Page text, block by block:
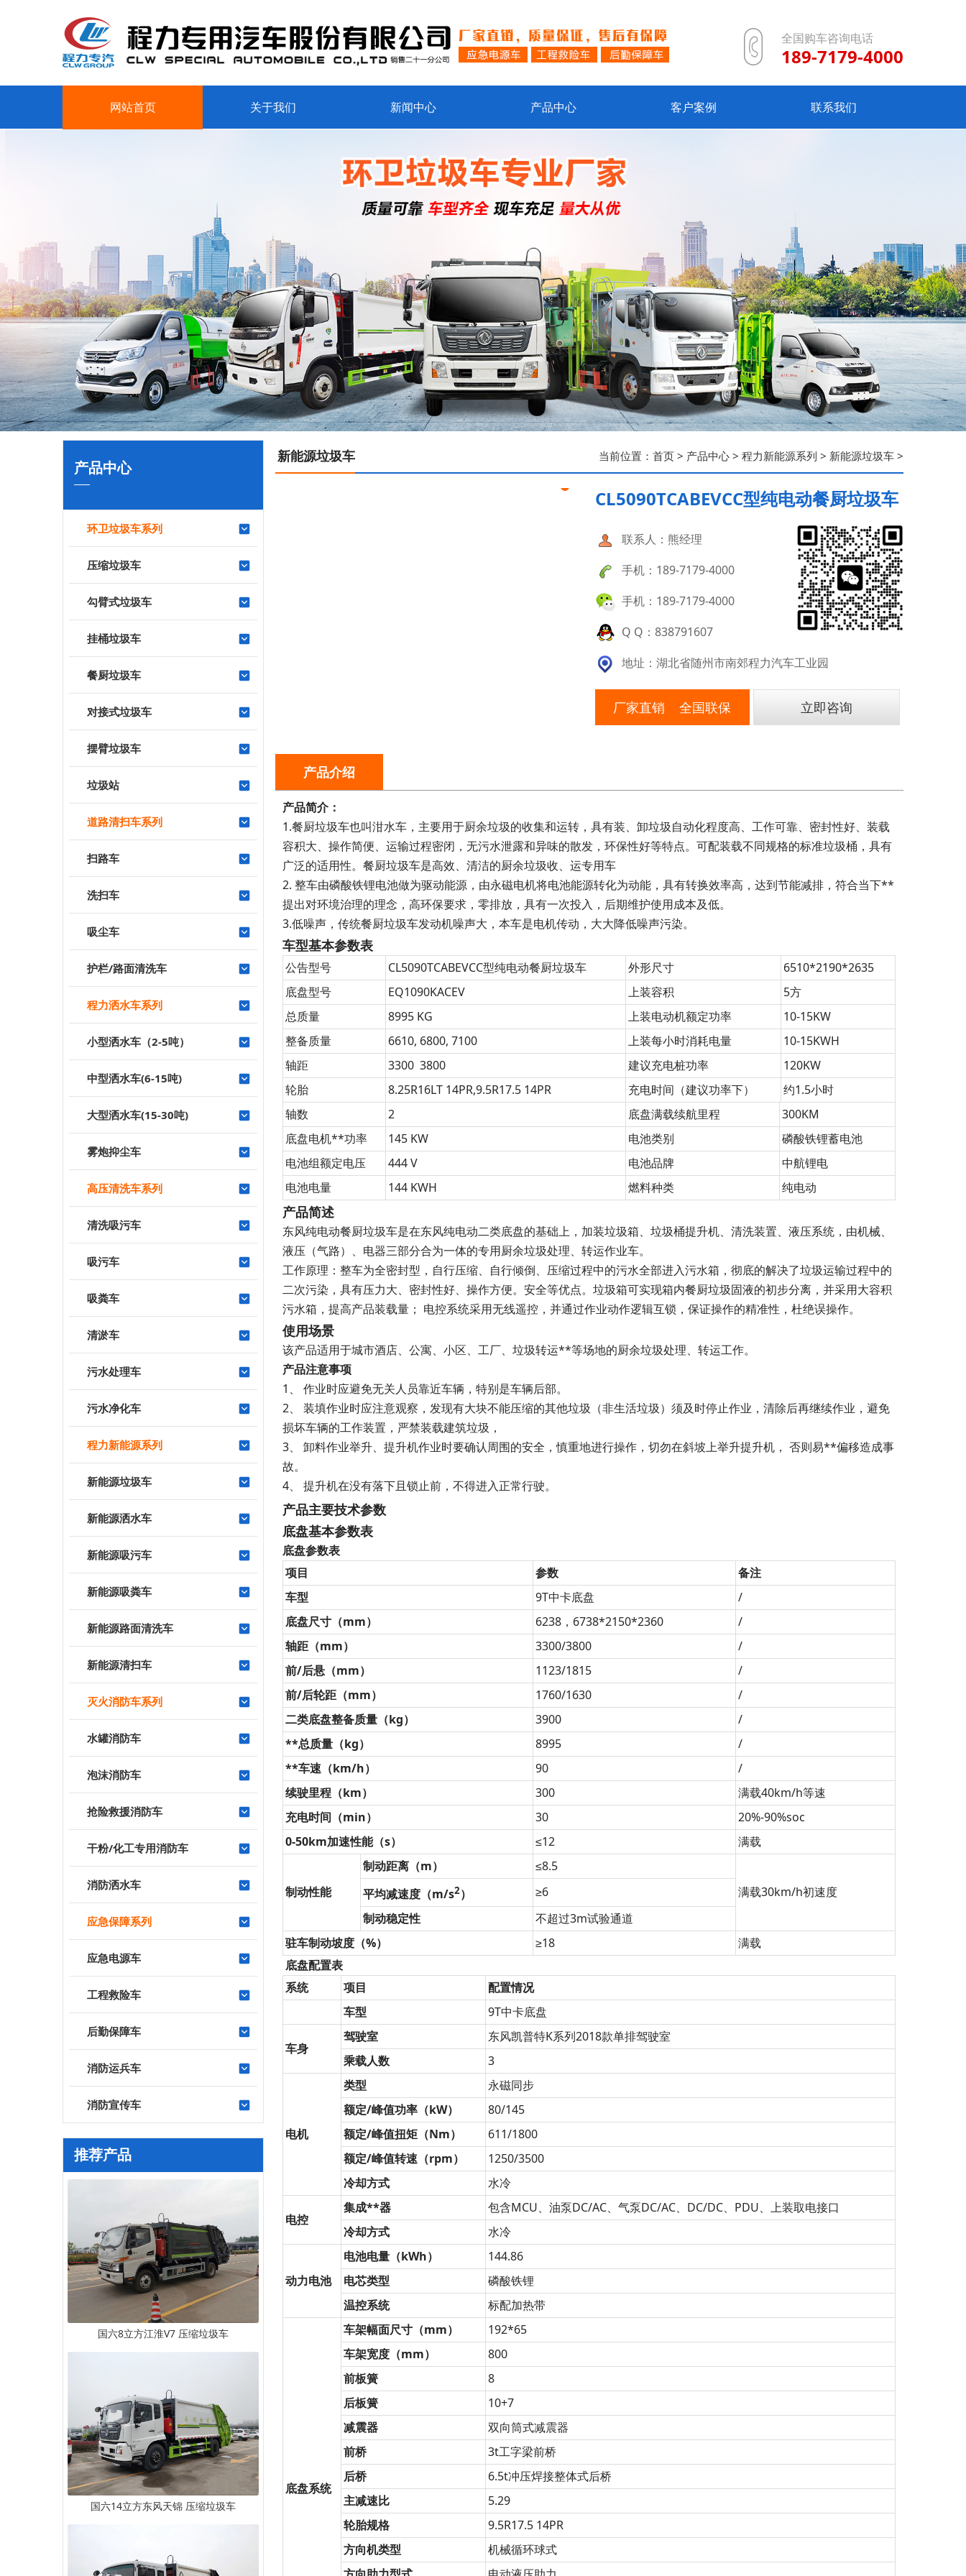
全国购车咨询电话
189-7179-4000
网站首页 关于我们 新闻中心 产品中心 客户案例 联系我们
产品中心
环卫垃圾车系列
压缩垃圾车
勾臂式垃圾车
挂桶垃圾车
餐厨垃圾车
对接式垃圾车
摆臂垃圾车
垃圾站
道路清扫车系列
扫路车
洗扫车
吸尘车
护栏/路面清洗车
程力洒水车系列
小型洒水车（2-5吨）
中型洒水车(6-15吨)
大型洒水车(15-30吨)
雾炮抑尘车
高压清洗车系列
清洗吸污车
吸污车
吸粪车
清淤车
污水处理车
污水净化车
程力新能源系列
新能源垃圾车
新能源洒水车
新能源吸污车
新能源吸粪车
新能源路面清洗车
新能源清扫车
灭火消防车系列
水罐消防车
泡沫消防车
抢险救援消防车
干粉/化工专用消防车
消防洒水车
应急保障系列
应急电源车
工程救险车
后勤保障车
消防运兵车
消防宣传车
推荐产品
国六8立方江淮V7 压缩垃圾车
国六14立方东风天锦 压缩垃圾车
当前位置： 首页 > 产品中心 > 程力新能源系列 > 新能源垃圾车 >
新能源垃圾车
CL5090TCABEVCC型纯电动餐厨垃圾车
联系人：熊经理
手机：189-7179-4000
手机：189-7179-4000
Q Q：838791607
地址：湖北省随州市南郊程力汽车工业园
厂家直销 全国联保 立即咨询
产品介绍
产品简介：
1.餐厨垃圾车也叫泔水车，主要用于厨余垃圾的收集和运转，具有装、卸垃圾自动化程度高、工作可靠、密封性好、装载
容积大、操作简便、运输过程密闭，无污水泄露和异味的散发，环保性好等特点。可配装载不同规格的标准垃圾桶，具有
广泛的适用性。餐厨垃圾车是高效、清洁的厨余垃圾收、运专用车
2. 整车由磷酸铁锂电池做为驱动能源，由永磁电机将电池能源转化为动能，具有转换效率高，达到节能减排，符合当下**
提出对环境治理的理念，高环保要求，零排放，具有一次投入，后期维护使用成本及低。
3.低噪声，传统餐厨垃圾车发动机噪声大，本车是电机传动，大大降低噪声污染。
车型基本参数表
公告型号 CL5090TCABEVCC型纯电动餐厨垃圾车 外形尺寸
6510*2190*2635
底盘型号
EQ1090KACEV 上装容积
5方
总质量
8995 KG 上装电动机额定功率
10-15KW
整备质量
6610, 6800, 7100 上装每小时消耗电量
10-15KWH
轴距
3300 3800 建议充电桩功率
120KW
轮胎
8.25R16LT 14PR,9.5R17.5 14PR 充电时间（建议功率下）
约1.5小时
轴数
2 底盘满载续航里程
300KM
底盘电机**功率
145 KW 电池类别
磷酸铁锂蓄电池
电池组额定电压
444 V 电池品牌
中航锂电
电池电量
144 KWH 燃料种类 纯电动
产品简述
东风纯电动餐厨垃圾车是在东风纯电动二类底盘的基础上，加装垃圾箱、垃圾桶提升机、清洗装置、液压系统，由机械、
液压（气路）、电器三部分合为一体的专用厨余垃圾处理、转运作业车。
工作原理：整车为全密封型，自行压缩、自行倾倒、压缩过程中的污水全部进入污水箱，彻底的解决了垃圾运输过程中的
二次污染，具有压力大、密封性好、操作方便。安全等优点。垃圾箱可实现箱内餐厨垃圾固液的初步分离，并采用大容积
污水箱，提高产品装载量； 电控系统采用无线遥控，并通过作业动作逻辑互锁，保证操作的精准性，杜绝误操作。
使用场景
该产品适用于城市酒店、公寓、小区、工厂、垃圾转运**等场地的厨余垃圾处理、转运工作。
产品注意事项
1、 作业时应避免无关人员靠近车辆，特别是车辆后部。
2、 装填作业时应注意观察，发现有大块不能压缩的其他垃圾（非生活垃圾）须及时停止作业，清除后再继续作业，避免
损坏车辆的工作装置，严禁装载建筑垃圾，
3、 卸料作业举升、提升机作业时要确认周围的安全，慎重地进行操作，切勿在斜坡上举升提升机， 否则易**偏移造成事
故。
4、 提升机在没有落下且锁止前，不得进入正常行驶。
产品主要技术参数
底盘基本参数表
底盘参数表
项目
参数
备注
车型
9T中卡底盘
/
底盘尺寸（mm）
6238，6738*2150*2360
/
轴距（mm）
3300/3800
/
前/后悬（mm）
1123/1815
/
前/后轮距（mm）
1760/1630
/
二类底盘整备质量（kg）
3900
/
**总质量（kg）
8995
/
**车速（km/h）
90
/
续驶里程（km）
300
满载40km/h等速
充电时间（min）
30
20%-90%soc
0-50km加速性能（s）
≤12 满载
制动性能
制动距离（m）
≤8.5
满载30km/h初速度
平均减速度（m/s2）
≥6
制动稳定性
不超过3m试验通道
驻车制动坡度（%）
≥18
满载
底盘配置表
系统
项目
配置情况
车型
9T中卡底盘
车身
驾驶室
东风凯普特K系列2018款单排驾驶室
乘载人数
3
电机
类型
永磁同步
额定/峰值功率（kW）
80/145
额定/峰值扭矩（Nm）
611/1800
额定/峰值转速（rpm）
1250/3500
冷却方式
水冷
电控
集成**器
包含MCU、油泵DC/AC、气泵DC/AC、DC/DC、PDU、上装取电接口
冷却方式
水冷
动力电池
电池电量 （kWh）
144.86
电芯类型
磷酸铁锂
温控系统
标配加热带
底盘系统
车架幅面尺寸（mm）
192*65
车架宽度（mm）
800
前板簧
8
后板簧
10+7
减震器
双向筒式减震器
前桥
3t工字梁前桥
后桥
6.5t冲压焊接整体式后桥
主减速比
5.29
轮胎规格
9.5R17.5 14PR
方向机类型
机械循环球式